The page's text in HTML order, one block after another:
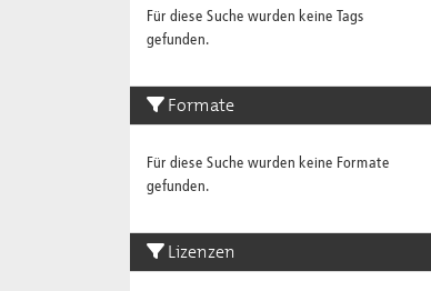
Für diese Suche wurden keine Tags
gefunden.
Formate
Für diese Suche wurden keine Formate
gefunden.
Lizenzen